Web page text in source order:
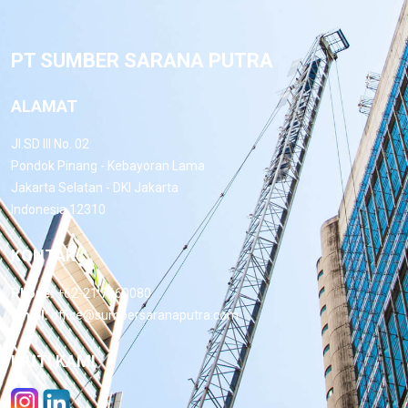
PT SUMBER SARANA PUTRA
ALAMAT
Jl.SD III No. 02
Pondok Pinang - Kebayoran Lama
Jakarta Selatan - DKI Jakarta
Indonesia 12310
KONTAK
Phone: +62-21 7660080
Email:office@sumbersaranaputra.com
IKUTI KAMI